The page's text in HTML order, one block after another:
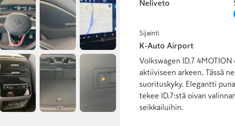
Neliveto
Sijainti
K-Auto Airport
Volkswagen ID.7
aktiiviseen arkeen. Tässä
suorituskyky. Elegantti
tekee ID.7:stä oivan
seikkailuihin.